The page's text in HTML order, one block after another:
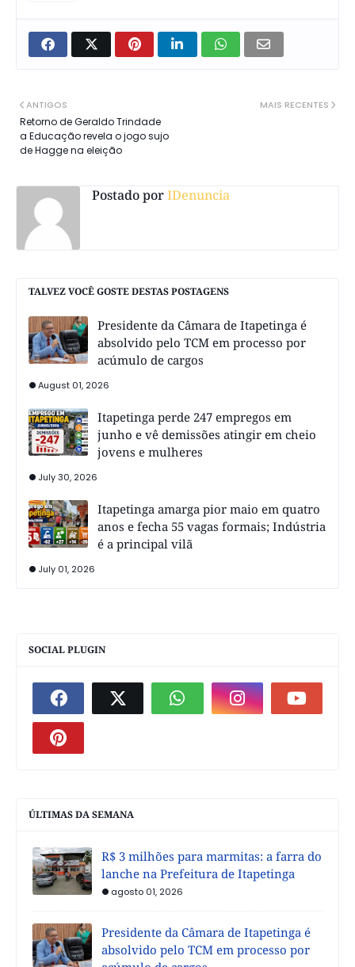
MAIS RECENTES
ANTIGOS
Retorno de Geraldo Trindade
a Educação revela o jogo sujo
de Hagge na eleição
Postado porIDenuncia
TALVEZ VOCÊ GOSTE DESTAS POSTAGENS
Presidente da Câmara de Itapetinga é
absolvido pelo TCM em processo por
acúmulo de cargos
August 01, 2026
Itapetinga perde 247 empregos em
junho e vê demissões atingir em cheio
jovens e mulheres
July 30, 2026
Itapetinga amarga pior maio em quatro
anos e fecha 55 vagas formais; Indústria
é a principal vilã
July 01, 2026
SOCIAL PLUGIN
ÚLTIMAS DA SEMANA
R$ 3 milhões para marmitas: a farra do
lanche na Prefeitura de Itapetinga
agosto 01, 2026
Presidente da Câmara de Itapetinga é
absolvido pelo TCM em processo por